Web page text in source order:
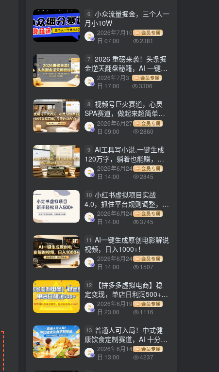
6 小众流量掘金，三个人一
月小10W
2026年7月10
日 07:00
会员专属
2381
7 2026 重磅来袭！头条掘
金逆天翻盘秘籍，AI 一键打
造爆款内容，只需简单复制
粘贴，日入 1000 + 轻松实
2026年7月3
日 17:00
会员专属
3306
8 视频号巨火赛道，心灵
SPA赛道，做起来超简单，
每天收益800+！
2026年6月27
日 09:00
会员专属
2860
9 AI工具写小说,一键生成
120万字，躺着也能赚，月
入2w+！2026年6月24
日 14:00
会员专属
2845
10 小红书虚拟项目实战
4.0，抓住平台规则调整，单
店日入500+！
2026年6月24
日 14:00
会员专属
3745
11 AI一键生成原创电影解说
视频，日入1000+！
2026年6月24
日 14:00
会员专属
1507
12
【拼多多虚拟电商】稳
定变现，单店日利润500+，
软件挂机全自动发货，轻松
实现月入1w+！
2026年6月19
日 23:00
会员专属
1116
13 普通人可入局！中式健
康饮食定制赛道，AI 十分钟
做爆款，变现超给力
2026年6月14
日 13:00
会员专属
4237